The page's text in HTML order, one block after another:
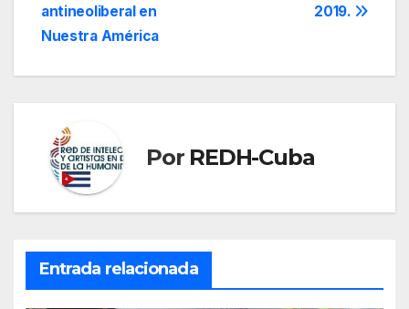
inspiró en La
enormidad de
entradas
2019.
antineoliberal en
Nuestra América
Por REDH-Cuba
Entrada relacionada